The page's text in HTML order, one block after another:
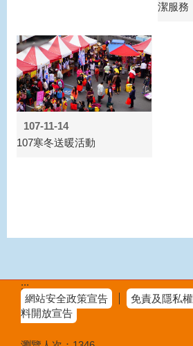
潔服務
107-11-14
107寒冬送暖活動
:::
網站安全政策宣告
免責及隱私
料開放宣告